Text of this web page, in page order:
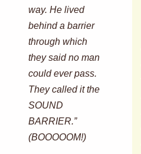
way. He lived
behind a barrier
through which
they said no man
could ever pass.
They called it the
SOUND
BARRIER.”
(BOOOOOM!)